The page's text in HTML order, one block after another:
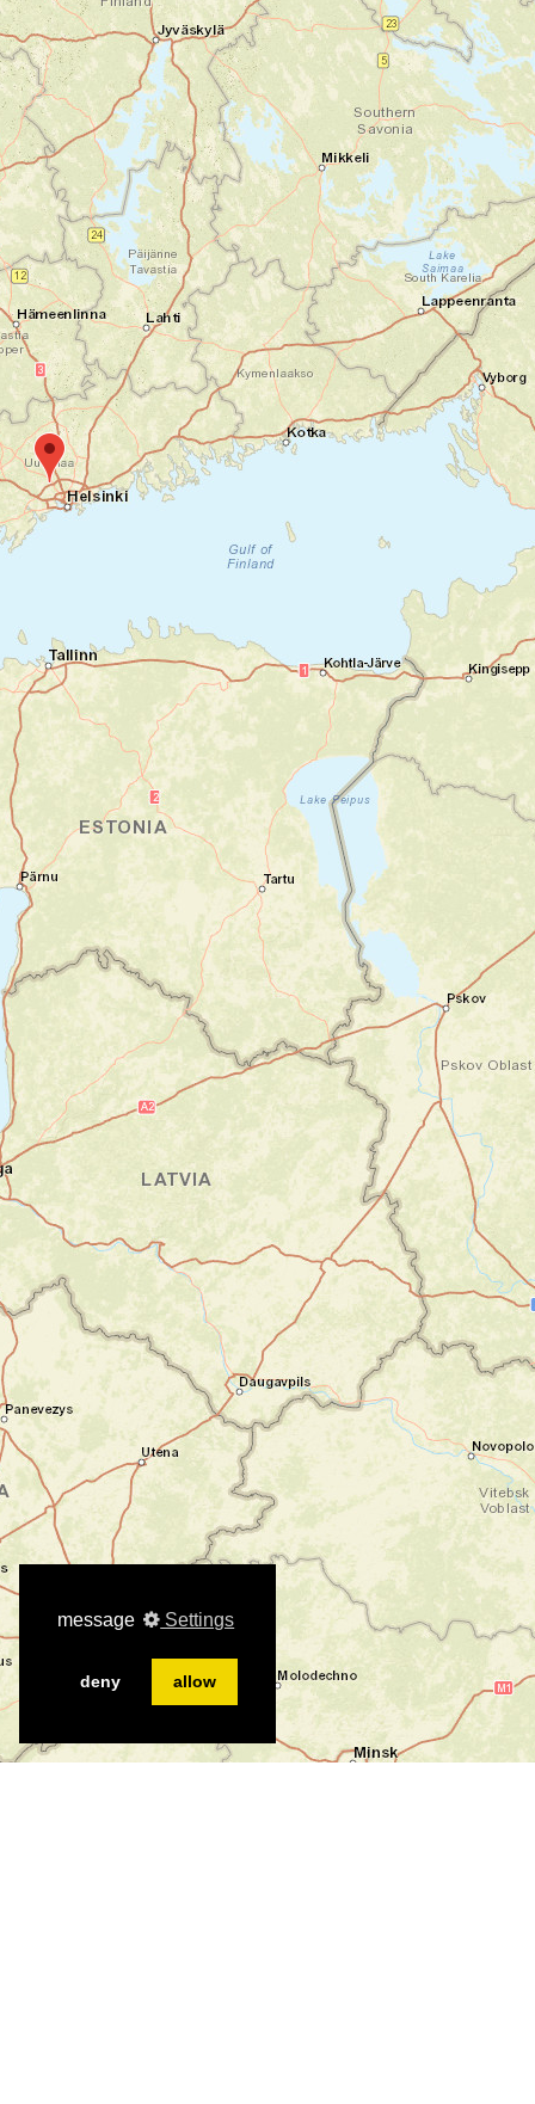
message Settings
deny allow